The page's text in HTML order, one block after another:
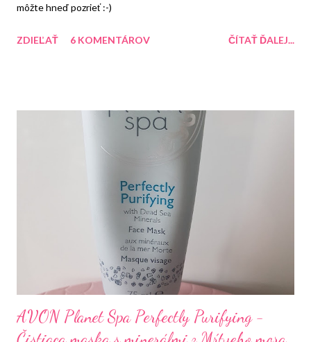
môžte hneď pozrieť :-)
ZDIEĽAŤ 6 KOMENTÁROV ČÍTAŤ ĎALEJ...
AVON Planet Spa Perfectly Purifying -